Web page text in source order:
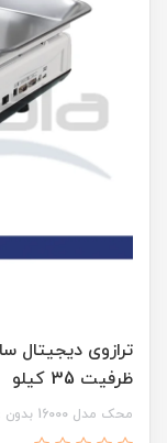
ظرفیت 35 کیلو
محک مدل 16000 بدون علمک ساده ظرفیت 35 کیلو